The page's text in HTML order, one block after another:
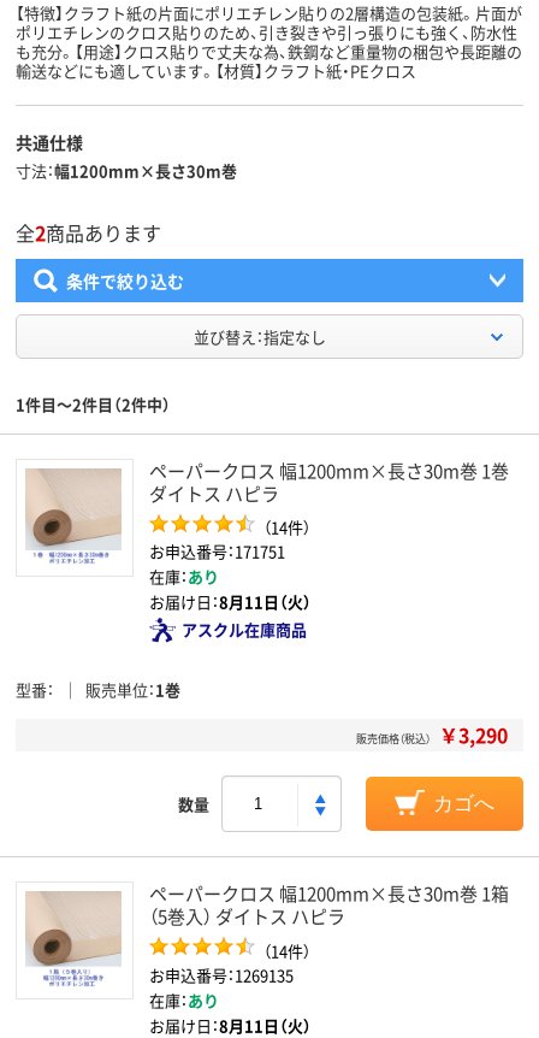
【特徴】クラフト紙の片面にポリエチレン貼りの2層構造の包装紙。片面が
ポリエチレンのクロス貼りのため、引き裂きや引っ張りにも強く、防水性
も充分。【用途】クロス貼りで丈夫な為、鉄鋼など重量物の梱包や長距離の
輸送などにも適しています。【材質】クラフト紙・PEクロス
共通仕様
寸法 幅1200mm×長さ30m巻
全2商品あります
条件で絞り込む
並び替え：指定なし
1件目～2件目（2件中）
ペーパークロス 幅1200mm×長さ30m巻 1巻
ダイトス ハピラ
（14件）
お申込番号：171751
在庫：あり
お届け日：8月11日（火）
アスクル在庫商品
型番 販売単位 1巻
販売価格（税込） ￥3,290
数量 カゴへ
ペーパークロス 幅1200mm×長さ30m巻 1箱
（5巻入） ダイトス ハピラ
（14件）
お申込番号：1269135
在庫：あり
お届け日：8月11日（火）